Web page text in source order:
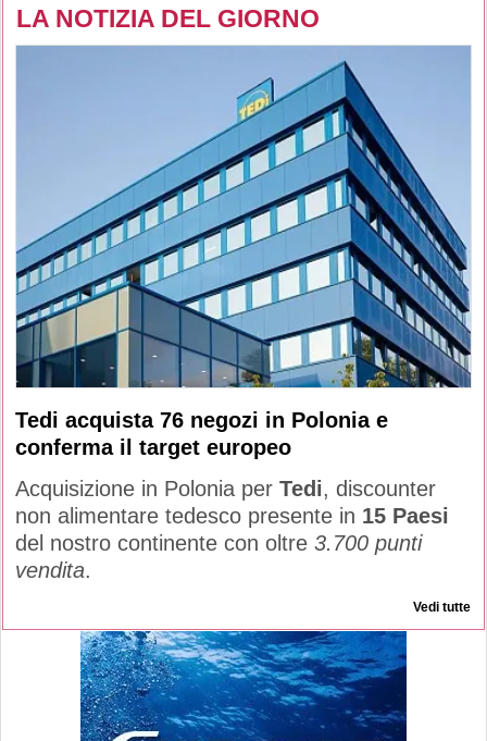
LA NOTIZIA DEL GIORNO
Tedi acquista 76 negozi in Polonia e
conferma il target europeo
Acquisizione in Polonia per Tedi, discounter
non alimentare tedesco presente in 15 Paesi
del nostro continente con oltre 3.700 punti
vendita.
Vedi tutte